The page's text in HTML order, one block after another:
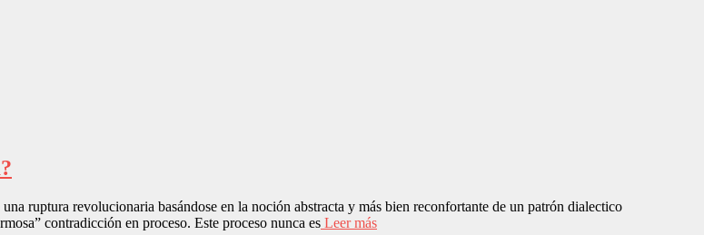
ruptura revolucionaria basándose en la noción abstracta y más bien reconfortante de un patrón dialectico
contradicción en proceso. Este proceso nunca es Leer más